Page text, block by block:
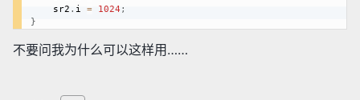
	sr2
. i = 1024;
}
不要问我为什么可以这样用……